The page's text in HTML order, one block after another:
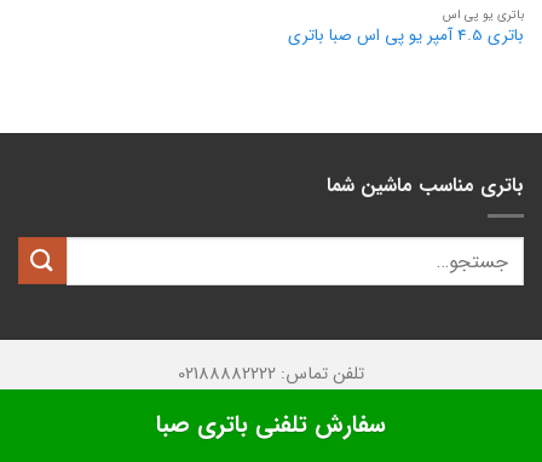
باتری یو پی اس
باتری 4.5 آمپر یو پی اس صبا باتری
باتری مناسب ماشین شما
تلفن تماس: 02188882222
تمامی حقوق این وبسایت متعلق به
کیان باتری
سفارش تلفنی باتری صبا